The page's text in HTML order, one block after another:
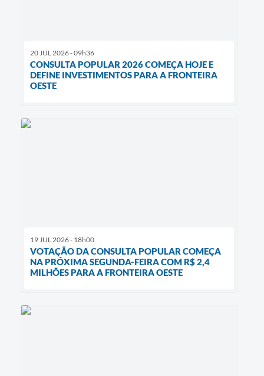
20 JUL 2026 - 09h36
CONSULTA POPULAR 2026 COMEÇA HOJE E
DEFINE INVESTIMENTOS PARA A FRONTEIRA
OESTE
19 JUL 2026 - 18h00
VOTAÇÃO DA CONSULTA POPULAR COMEÇA
NA PRÓXIMA SEGUNDA-FEIRA COM R$ 2,4
MILHÕES PARA A FRONTEIRA OESTE